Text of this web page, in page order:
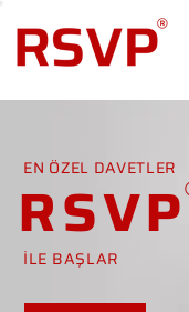
EN ÖZEL DAVETLER
RSVP
İLE BAŞLAR